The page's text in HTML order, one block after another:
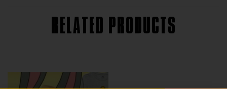
RELATED PRODUCTS